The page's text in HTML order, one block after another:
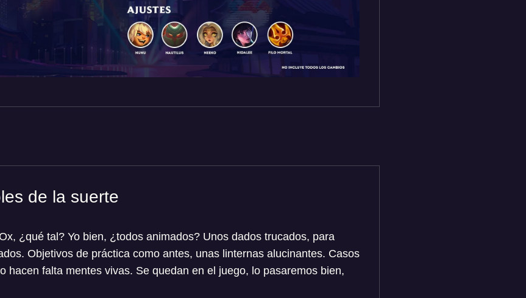
de la suerte
¿qué tal? Yo bien, ¿todos animados? Unos dados trucados, para
Objetivos de práctica como antes, unas linternas alucinantes. Casos
hacen falta mentes vivas. Se quedan en el juego, lo pasaremos bien,